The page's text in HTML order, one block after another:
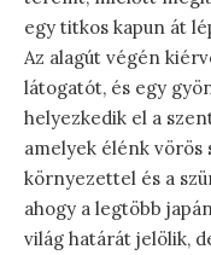
egy titkos kapun át
Az alagút végén
látogatót, és egy
helyezkedik el a
amelyek élénk vörös
környezettel és a
ahogy a legtöbb
világ határát jelölik,